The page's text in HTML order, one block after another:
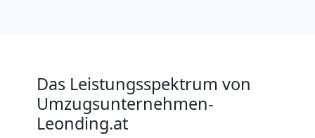
Das Leistungsspektrum von
Umzugsunternehmen-
Leonding.at